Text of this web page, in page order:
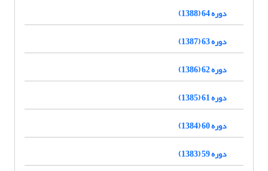
دوره 64 (1388)
دوره 63 (1387)
دوره 62 (1386)
دوره 61 (1385)
دوره 60 (1384)
دوره 59 (1383)